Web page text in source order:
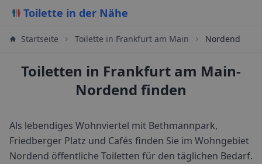
Toilette in der Nähe
Startseite Toilette in Frankfurt am Main Nordend
Toiletten in Frankfurt am Main-
Nordend finden
Als lebendiges Wohnviertel mit Bethmannpark,
Friedberger Platz und Cafés finden Sie im Wohngebiet
Nordend öffentliche Toiletten für den täglichen Bedarf.